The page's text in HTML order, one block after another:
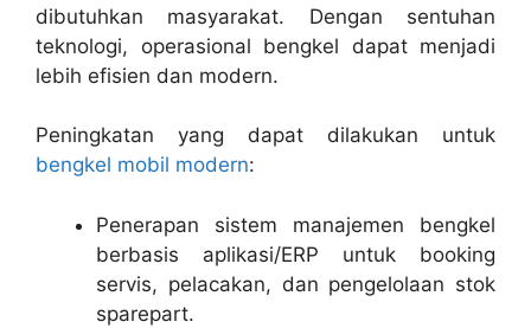
dibutuhkan masyarakat. Dengan sentuhan
teknologi, operasional bengkel dapat menjadi
lebih efisien dan modern.
Peningkatan yang dapat dilakukan untuk
bengkel mobil modern:
Penerapan sistem manajemen bengkel
berbasis aplikasi/ERP untuk booking
servis, pelacakan, dan pengelolaan stok
sparepart.